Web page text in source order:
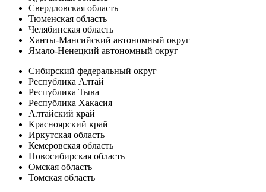
Свердловская область
Тюменская область
Челябинская область
Ханты-Мансийский автономный округ
Ямало-Ненецкий автономный округ
Сибирский федеральный округ
Республика Алтай
Республика Тыва
Республика Хакасия
Алтайский край
Красноярский край
Иркутская область
Кемеровская область
Новосибирская область
Омская область
Томская область